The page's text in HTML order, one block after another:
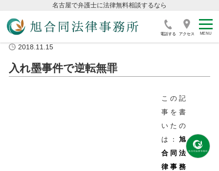
名古屋で弁護士に法律無料相談するなら
電話する アクセス
2018.11.15
入れ墨事件で逆転無罪
この記
事を書
いたの
は：旭
合同法
律事務